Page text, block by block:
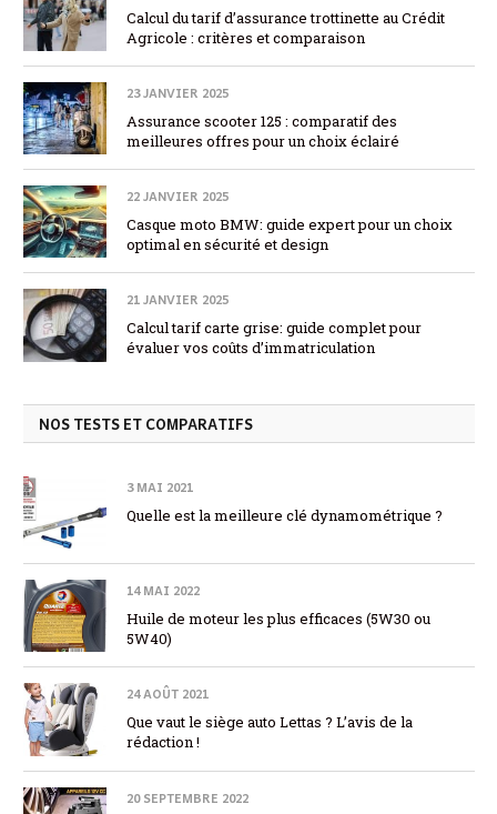
Calcul du tarif d’assurance trottinette au Crédit
Agricole : critères et comparaison
23 JANVIER 2025
Assurance scooter 125 : comparatif des
meilleures offres pour un choix éclairé
22 JANVIER 2025
Casque moto BMW: guide expert pour un choix
optimal en sécurité et design
21 JANVIER 2025
Calcul tarif carte grise: guide complet pour
évaluer vos coûts d’immatriculation
NOS TESTS ET COMPARATIFS
3 MAI 2021
Quelle est la meilleure clé dynamométrique ?
14 MAI 2022
Huile de moteur les plus efficaces (5W30 ou
5W40)
24 AOÛT 2021
Que vaut le siège auto Lettas ? L’avis de la
rédaction !
20 SEPTEMBRE 2022